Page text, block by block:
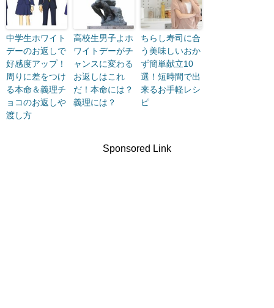
中学生ホワイト
デーのお返しで
好感度アップ！
周りに差をつけ
る本命＆義理チ
ョコのお返しや
渡し方
高校生男子よホ
ワイトデーがチ
ャンスに変わる
お返しはこれ
だ！本命には？
義理には？
ちらし寿司に合
う美味しいおか
ず簡単献立10
選！短時間で出
来るお手軽レシ
ピ
Sponsored Link